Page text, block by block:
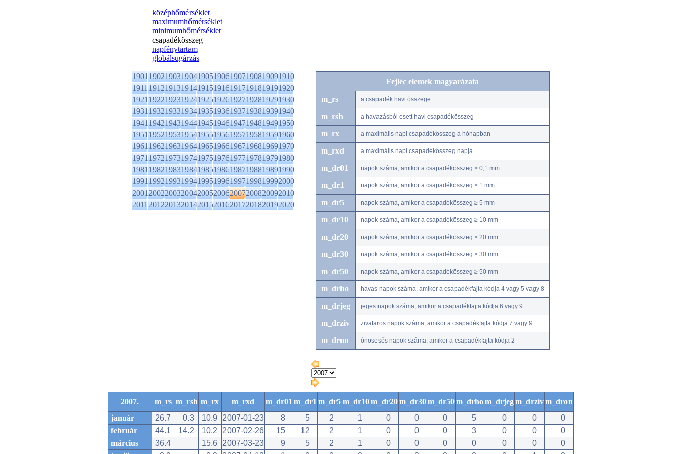
középhőmérséklet
maximumhőmérséklet
minimumhőmérséklet
csapadékösszeg
napfénytartam
globálsugárzás
1901190219031904190519061907190819091910
1911191219131914191519161917191819191920
1921192219231924192519261927192819291930
1931193219331934193519361937193819391940
1941194219431944194519461947194819491950
1951195219531954195519561957195819591960
1961196219631964196519661967196819691970
1971197219731974197519761977197819791980
1981198219831984198519861987198819891990
1991199219931994199519961997199819992000
2001200220032004200520062007200820092010
2011201220132014201520162017201820192020
Fejléc elemek magyarázata
m_rs a csapadék havi összege
m_rsh a havazásból esett havi csapadékösszeg
m_rx a maximális napi csapadékösszeg a hónapban
m_rxd a maximális napi csapadékösszeg napja
m_dr01 napok száma, amikor a csapadékösszeg ≥ 0,1 mm
m_dr1 napok száma, amikor a csapadékösszeg ≥ 1 mm
m_dr5 napok száma, amikor a csapadékösszeg ≥ 5 mm
m_dr10 napok száma, amikor a csapadékösszeg ≥ 10 mm
m_dr20 napok száma, amikor a csapadékösszeg ≥ 20 mm
m_dr30 napok száma, amikor a csapadékösszeg ≥ 30 mm
m_dr50 napok száma, amikor a csapadékösszeg ≥ 50 mm
m_drho havas napok száma, amikor a csapadékfajta kódja 4 vagy 5 vagy 8
m_drjeg jeges napok száma, amikor a csapadékfajta kódja 6 vagy 9
m_drziv zivataros napok száma, amikor a csapadékfajta kódja 7 vagy 9
m_dron ónosesős napok száma, amikor a csapadékfajta kódja 2
2007. m_rs m_rsh m_rx m_rxd m_dr01 m_dr1 m_dr5 m_dr10 m_dr20 m_dr30 m_dr50 m_drho m_drjeg m_drziv m_dron
január
26.7 0.3 10.9 2007-01-23 8 5 2 1 0 0 0 5 0 0
0
február
44.1 14.2 10.2 2007-02-26 15 12 2 1 0 0 0 3 0 0
0
március
36.4 15.6 2007-03-23 9 5 2 1 0 0 0 0 0 0
0